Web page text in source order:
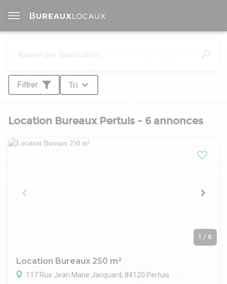
Filtrer Tri
Location Bureaux Pertuis - 6 annonces
1 / 8
Location Bureaux 250 m²
117 Rue Jean Marie Jacquard, 84120 Pertuis